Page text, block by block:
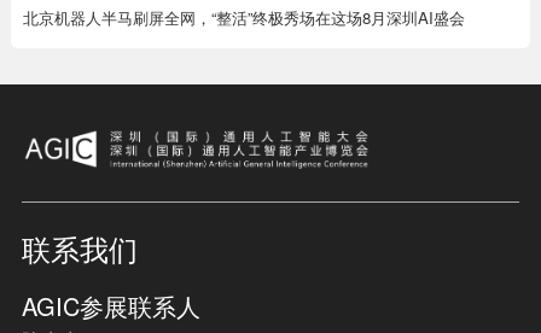
北京机器人半马刷屏全网，“整活”终极秀场在这场8月深圳AI盛会
联系我们
AGIC参展联系人